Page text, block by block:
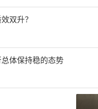
急电源，加装抽水
放应急沙袋，积极
保将汛情降到最低
失。
双升？
体保持稳的态势